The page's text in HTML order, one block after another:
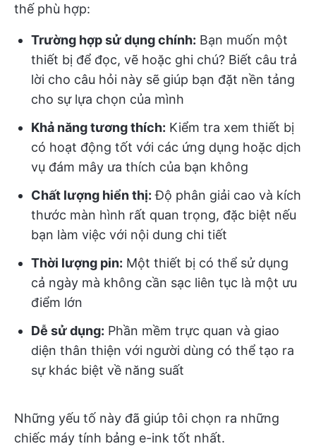
thế phù hợp:
Trường hợp sử dụng chính: Bạn muốn một
thiết bị để đọc, vẽ hoặc ghi chú? Biết câu trả
lời cho câu hỏi này sẽ giúp bạn đặt nền tảng
cho sự lựa chọn của mình
Khả năng tương thích: Kiểm tra xem thiết bị
có hoạt động tốt với các ứng dụng hoặc dịch
vụ đám mây ưa thích của bạn không
Chất lượng hiển thị: Độ phân giải cao và kích
thước màn hình rất quan trọng, đặc biệt nếu
bạn làm việc với nội dung chi tiết
Thời lượng pin: Một thiết bị có thể sử dụng
cả ngày mà không cần sạc liên tục là một ưu
điểm lớn
Dễ sử dụng: Phần mềm trực quan và giao
diện thân thiện với người dùng có thể tạo ra
sự khác biệt về năng suất
Những yếu tố này đã giúp tôi chọn ra những
chiếc máy tính bảng e-ink tốt nhất.